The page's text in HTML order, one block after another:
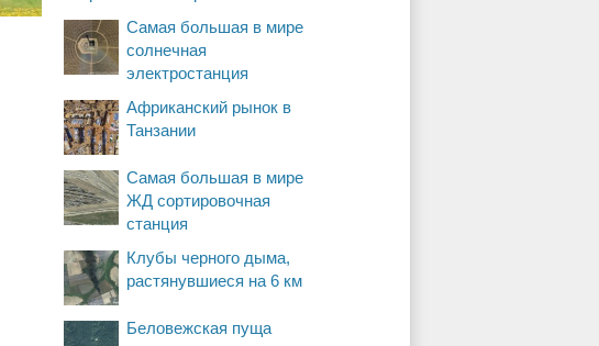
Самая большая в мире
солнечная
электростанция
Африканский рынок в
Танзании
Самая большая в мире
ЖД сортировочная
станция
Клубы черного дыма,
растянувшиеся на 6 км
Беловежская пуща